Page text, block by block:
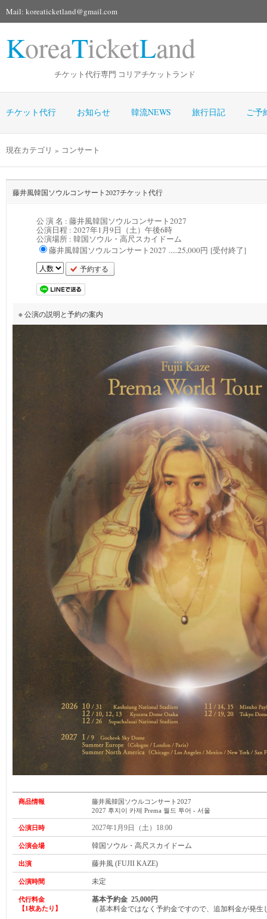
Mail: koreaticketland@gmail.com
KoreaTicketLand
チケット代行専門 コリアチケットランド
チケット代行 お知らせ 韓流NEWS 旅行日記 ご予
現在カテゴリ » コンサート
藤井風韓国ソウルコンサート2027チケット代行
公 演 名 : 藤井風韓国ソウルコンサート2027
公演日程 : 2027年1月9日（土）午後6時
公演場所 : 韓国ソウル・高尺スカイドーム
藤井風韓国ソウルコンサート2027 .....25,000円 [受付終了]
予約する
※ 公演の説明と予約の案内
商品情報
藤井風韓国ソウルコンサート2027
2027 후지이 카제 Prema 월드 투어 - 서울
公演日時 2027年1月9日（土）18:00
公演会場 韓国ソウル・高尺スカイドーム
出演 藤井風 (FUJII KAZE)
公演時間 未定
代行料金
【1枚あたり】
基本予約金 25,000円
（基本料金ではなく予約金ですので、追加料金が発生